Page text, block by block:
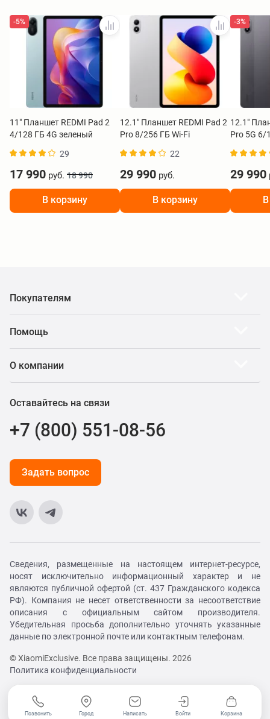
-5%
11" Планшет REDMI Pad 2
4/128 ГБ 4G зеленый
29
17 990 руб. 18 990
В корзину
12.1" Планшет REDMI Pad 2
Pro 8/256 ГБ Wi-Fi
22
29 990 руб.
В корзину
-3%
12.1"
Pro 5G 6/
29 990
Покупателям
Помощь
О компании
Оставайтесь на связи
+7 (800) 551-08-56
Задать вопрос
Сведения, размещенные на настоящем интернет-ресурсе,
носят исключительно информационный характер и не
являются публичной офертой (ст. 437 Гражданского кодекса
РФ). Компания не несет ответственности за несоответствие
описания с официальным сайтом производителя.
Убедительная просьба дополнительно уточнять указанные
данные по электронной почте или контактным телефонам.
© XiaomiExclusive. Все права защищены. 2026
Политика конфиденциальности
Позвонить Город Написать Войти Корзина